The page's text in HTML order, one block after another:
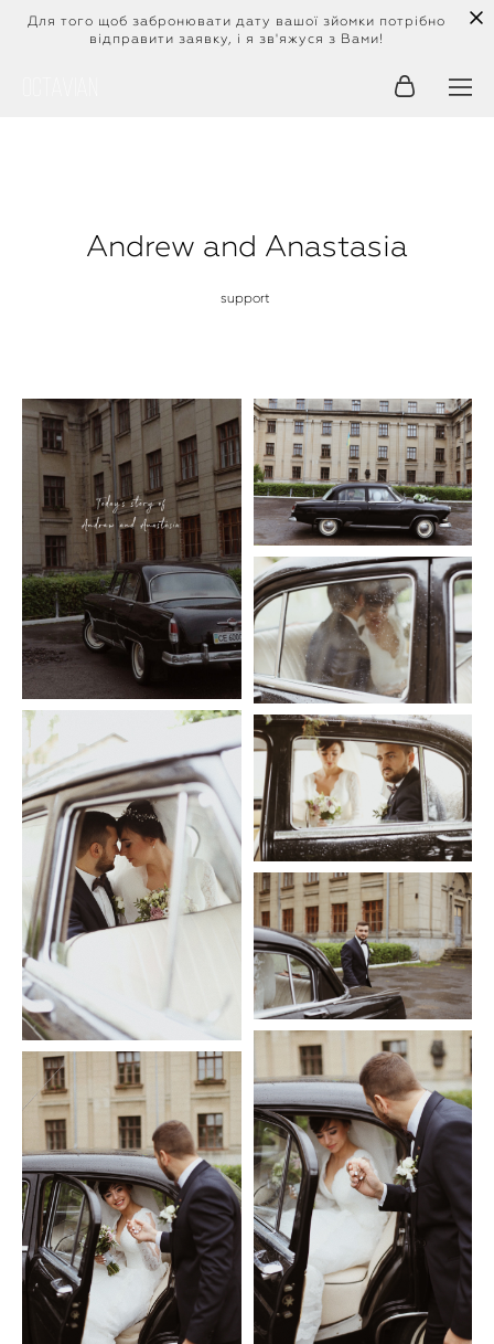
Для того щоб забронювати дату вашої зйомки потрібно
відправити заявку, і я зв'яжуся з Вами!
Andrew and Anastasia
support